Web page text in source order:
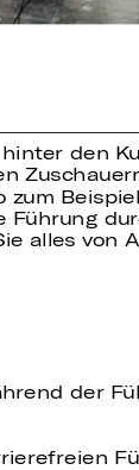
den
Führung
alles von
der